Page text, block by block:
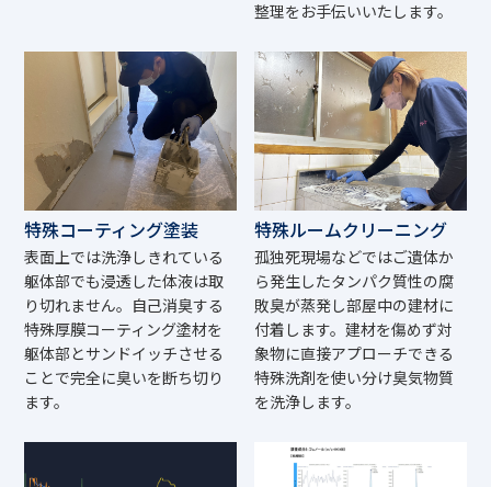
整理をお手伝いいたします。
特殊コーティング塗装
表面上では洗浄しきれている
躯体部でも浸透した体液は取
り切れません。自己消臭する
特殊厚膜コーティング塗材を
躯体部とサンドイッチさせる
ことで完全に臭いを断ち切り
ます。
特殊ルームクリーニング
孤独死現場などではご遺体か
ら発生したタンパク質性の腐
敗臭が蒸発し部屋中の建材に
付着します。建材を傷めず対
象物に直接アプローチできる
特殊洗剤を使い分け臭気物質
を洗浄します。